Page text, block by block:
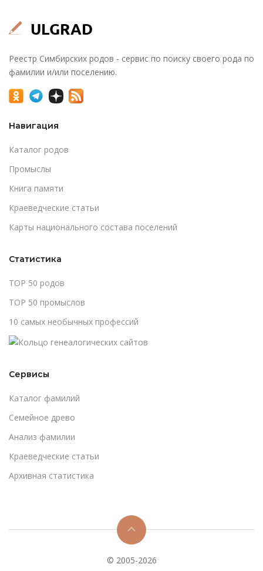
Реестр Симбирских родов - сервис по поиску своего рода по
фамилии и/или поселению.
Навигация
Каталог родов
Промыслы
Книга памяти
Краеведческие статьи
Карты национального состава поселений
Статистика
TOP 50 родов
TOP 50 промыслов
10 самых необычных профессий
Сервисы
Каталог фамилий
Cемейное древо
Анализ фамилии
Краеведческие статьи
Архивная статистика
© 2005-2026